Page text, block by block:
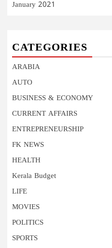
January 2021
CATEGORIES
ARABIA
AUTO
BUSINESS & ECONOMY
CURRENT AFFAIRS
ENTREPRENEURSHIP
FK NEWS
HEALTH
Kerala Budget
LIFE
MOVIES
POLITICS
SPORTS